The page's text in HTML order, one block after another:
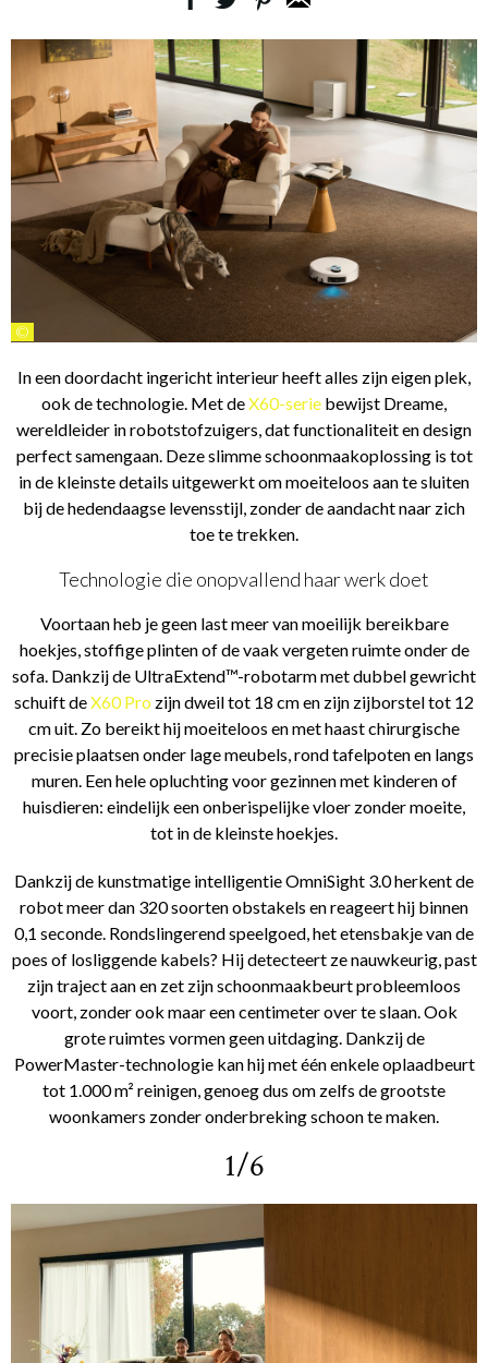
©
In een doordacht ingericht interieur heeft alles zijn eigen plek,
ook de technologie. Met deX60-serie bewijst Dreame,
wereldleider in robotstofzuigers, dat functionaliteit en design
perfect samengaan. Deze slimme schoonmaakoplossing is tot
in de kleinste details uitgewerkt om moeiteloos aan te sluiten
bij de hedendaagse levensstijl, zonder de aandacht naar zich
toe te trekken.
Technologie die onopvallend haar werk doet
Voortaan heb je geen last meer van moeilijk bereikbare
hoekjes, stoffige plinten of de vaak vergeten ruimte onder de
sofa. Dankzij de UltraExtend™-robotarm met dubbel gewricht
schuift deX60 Pro zijn dweil tot 18 cm en zijn zijborstel tot 12
cm uit. Zo bereikt hij moeiteloos en met haast chirurgische
precisie plaatsen onder lage meubels, rond tafelpoten en langs
muren. Een hele opluchting voor gezinnen met kinderen of
huisdieren: eindelijk een onberispelijke vloer zonder moeite,
tot in de kleinste hoekjes.
Dankzij de kunstmatige intelligentie OmniSight 3.0 herkent de
robot meer dan 320 soorten obstakels en reageert hij binnen
0,1 seconde. Rondslingerend speelgoed, het etensbakje van de
poes of losliggende kabels? Hij detecteert ze nauwkeurig, past
zijn traject aan en zet zijn schoonmaakbeurt probleemloos
voort, zonder ook maar een centimeter over te slaan. Ook
grote ruimtes vormen geen uitdaging. Dankzij de
PowerMaster-technologie kan hij met één enkele oplaadbeurt
tot 1.000 m² reinigen, genoeg dus om zelfs de grootste
woonkamers zonder onderbreking schoon te maken.
1/6